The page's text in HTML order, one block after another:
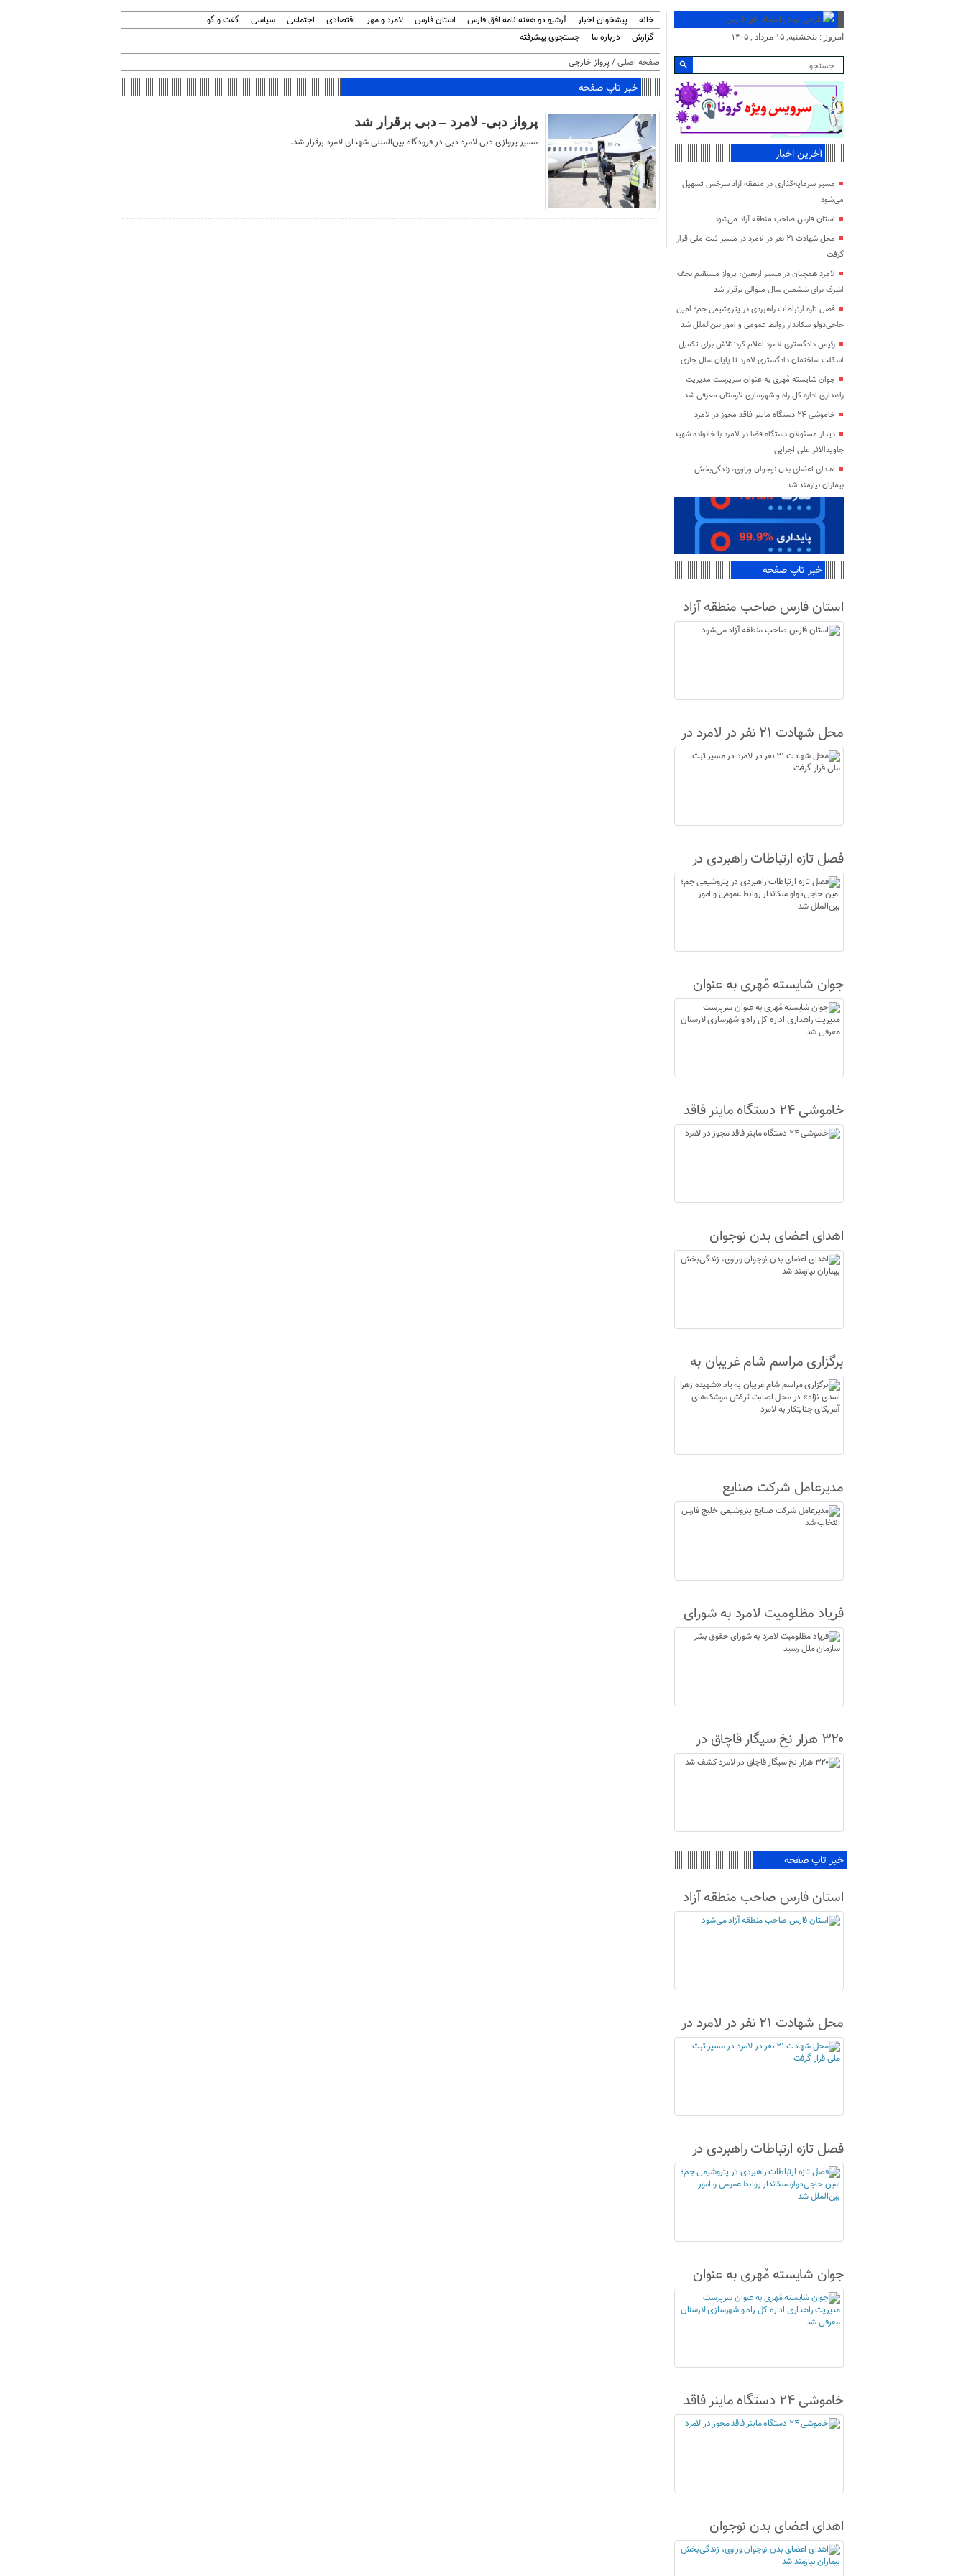
خانه پیشخوان اخبار آرشیو دو هفته نامه افق فارس استان فارس لامرد و مهر اقتصادی اجتماعی سیاسی
گفت و گو
گزارش
درباره ما
جستجوی پیشرفته
صفحه اصلی/ پرواز خارجی
خبر تاپ صفحه
پرواز دبی- لامرد – دبی برقرار شد
مسیر پروازی دبی-لامرد-دبی در فرودگاه بین‌المللی شهدای لامرد برقرار شد.
امروز : پنجشنبه, ۱۵ مرداد , ۱۴۰۵
آخرین اخبار
مسیر سرمایه‌گذاری در منطقه آزاد سرخس تسهیل
می‌شود
استان فارس صاحب منطقه آزاد می‌شود
محل شهادت ۲۱ نفر در لامرد در مسیر ثبت ملی قرار
گرفت
لامرد همچنان در مسیر اربعین؛ پرواز مستقیم نجف
اشرف برای ششمین سال متوالی برقرار شد
فصل تازه ارتباطات راهبردی در پتروشیمی جم؛ امین
حاجی‌دولو سکاندار روابط عمومی و امور بین‌الملل شد
رئیس دادگستری لامرد اعلام کرد:تلاش برای تکمیل
اسکلت ساختمان دادگستری لامرد تا پایان سال جاری
جوان شایسته مُهری به عنوان سرپرست مدیریت
راهداری اداره کل راه و شهرسازی لارستان معرفی شد
خاموشی ۲۴ دستگاه ماینر فاقد مجوز در لامرد
دیدار مسئولان دستگاه قضا در لامرد با خانواده شهید
جاویدالاثر علی اجرایی
اهدای اعضای بدن نوجوان وراوی، زندگی‌بخش
بیماران نیازمند شد
خبر تاپ صفحه
استان فارس صاحب منطقه آزاد
می‌شود
محل شهادت ۲۱ نفر در لامرد در
مسیر ثبت ملی قرار گرفت
فصل تازه ارتباطات راهبردی در
پتروشیمی جم؛ امین حاجی‌دولو
سکاندار روابط عمومی و امور
جوان شایسته مُهری به عنوان
سرپرست مدیریت راهداری اداره
کل راه و شهرسازی لارستان
خاموشی ۲۴ دستگاه ماینر فاقد
مجوز در لامرد
اهدای اعضای بدن نوجوان
وراوی، زندگی‌بخش بیماران
نیازمند شد
برگزاری مراسم شام غریبان به
یاد «شهیده زهرا اسدی نژاد» در
محل اصابت ترکش موشک‌های
مدیرعامل شرکت صنایع
پتروشیمی خلیج فارس انتخاب
شد
فریاد مظلومیت لامرد به شورای
حقوق بشر سازمان ملل رسید
۳۲۰ هزار نخ سیگار قاچاق در
لامرد کشف شد
خبر تاپ صفحه
استان فارس صاحب منطقه آزاد
می‌شود
محل شهادت ۲۱ نفر در لامرد در
مسیر ثبت ملی قرار گرفت
فصل تازه ارتباطات راهبردی در
پتروشیمی جم؛ امین حاجی‌دولو
سکاندار روابط عمومی و امور
جوان شایسته مُهری به عنوان
سرپرست مدیریت راهداری اداره
کل راه و شهرسازی لارستان
خاموشی ۲۴ دستگاه ماینر فاقد
مجوز در لامرد
اهدای اعضای بدن نوجوان
وراوی، زندگی‌بخش بیماران
نیازمند شد